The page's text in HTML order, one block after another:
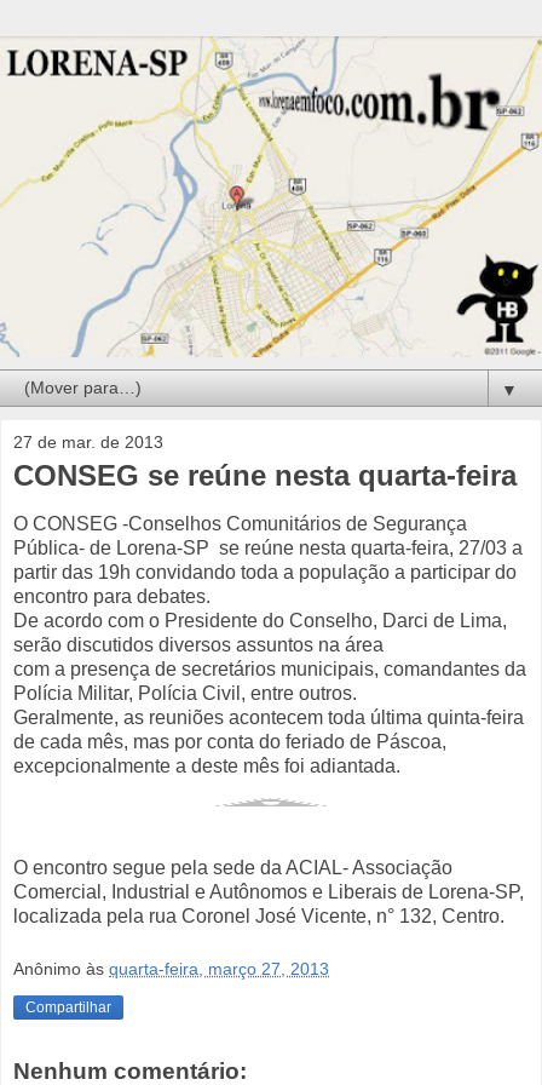
▼
27 de mar. de 2013
CONSEG se reúne nesta quarta-feira
O CONSEG -Conselhos Comunitários de Segurança
Pública- de Lorena-SP se reúne nesta quarta-feira, 27/03 a
partir das 19h convidando toda a população a participar do
encontro para debates.
De acordo com o Presidente do Conselho, Darci de Lima,
serão discutidos diversos assuntos na área
com a presença de secretários municipais, comandantes da
Polícia Militar, Polícia Civil, entre outros.
Geralmente, as reuniões acontecem toda última quinta-feira
de cada mês, mas por conta do feriado de Páscoa,
excepcionalmente a deste mês foi adiantada.
O encontro segue pela sede da ACIAL- Associação
Comercial, Industrial e Autônomos e Liberais de Lorena-SP,
localizada pela rua Coronel José Vicente, n° 132, Centro.
Anônimo às quarta-feira, março 27, 2013
Compartilhar
Nenhum comentário: